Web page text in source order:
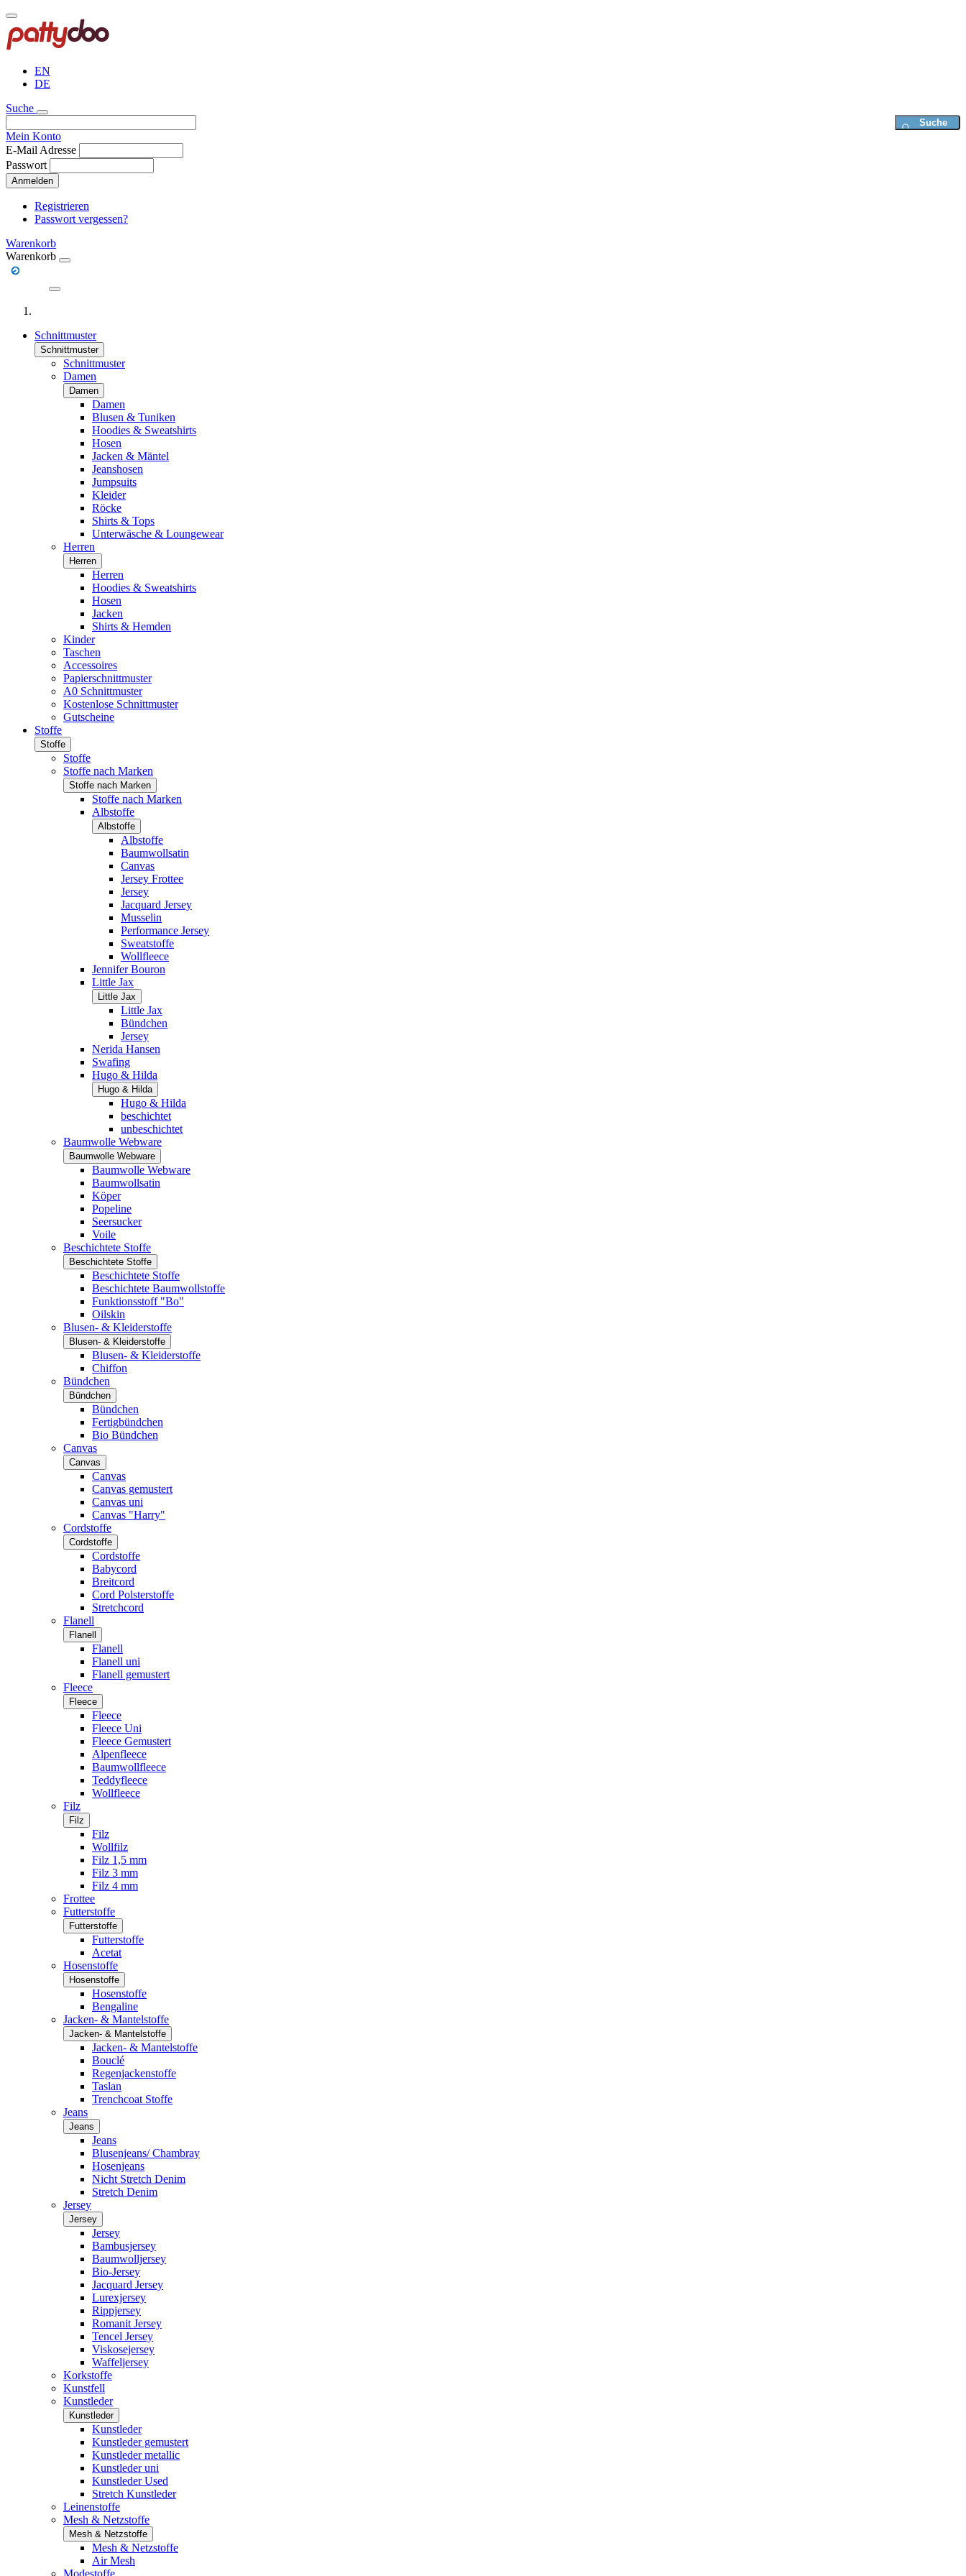
Direkt
zum
Inhalt
EN
DE
Suche
Mein Konto
E-Mail Adresse
Passwort
Anmelden
Registrieren
Passwort vergessen?
Warenkorb
Warenkorb
Schnittmuster
Schnittmuster
Schnittmuster
Damen
Damen
Damen
Blusen & Tuniken
Hoodies & Sweatshirts
Hosen
Jacken & Mäntel
Jeanshosen
Jumpsuits
Kleider
Röcke
Shirts & Tops
Unterwäsche & Loungewear
Herren
Herren
Herren
Hoodies & Sweatshirts
Hosen
Jacken
Shirts & Hemden
Kinder
Taschen
Accessoires
Papierschnittmuster
A0 Schnittmuster
Kostenlose Schnittmuster
Gutscheine
Stoffe
Stoffe
Stoffe
Stoffe nach Marken
Stoffe nach Marken
Stoffe nach Marken
Albstoffe
Albstoffe
Albstoffe
Baumwollsatin
Canvas
Jersey Frottee
Jersey
Jacquard Jersey
Musselin
Performance Jersey
Sweatstoffe
Wollfleece
Jennifer Bouron
Little Jax
Little Jax
Little Jax
Bündchen
Jersey
Nerida Hansen
Swafing
Hugo & Hilda
Hugo & Hilda
Hugo & Hilda
beschichtet
unbeschichtet
Baumwolle Webware
Baumwolle Webware
Baumwolle Webware
Baumwollsatin
Köper
Popeline
Seersucker
Voile
Beschichtete Stoffe
Beschichtete Stoffe
Beschichtete Stoffe
Beschichtete Baumwollstoffe
Funktionsstoff "Bo"
Oilskin
Blusen- & Kleiderstoffe
Blusen- & Kleiderstoffe
Blusen- & Kleiderstoffe
Chiffon
Bündchen
Bündchen
Bündchen
Fertigbündchen
Bio Bündchen
Canvas
Canvas
Canvas
Canvas gemustert
Canvas uni
Canvas "Harry"
Cordstoffe
Cordstoffe
Cordstoffe
Babycord
Breitcord
Cord Polsterstoffe
Stretchcord
Flanell
Flanell
Flanell
Flanell uni
Flanell gemustert
Fleece
Fleece
Fleece
Fleece Uni
Fleece Gemustert
Alpenfleece
Baumwollfleece
Teddyfleece
Wollfleece
Filz
Filz
Filz
Wollfilz
Filz 1,5 mm
Filz 3 mm
Filz 4 mm
Frottee
Futterstoffe
Futterstoffe
Futterstoffe
Acetat
Hosenstoffe
Hosenstoffe
Hosenstoffe
Bengaline
Jacken- & Mantelstoffe
Jacken- & Mantelstoffe
Jacken- & Mantelstoffe
Bouclé
Regenjackenstoffe
Taslan
Trenchcoat Stoffe
Jeans
Jeans
Jeans
Blusenjeans/ Chambray
Hosenjeans
Nicht Stretch Denim
Stretch Denim
Jersey
Jersey
Jersey
Bambusjersey
Baumwolljersey
Bio-Jersey
Jacquard Jersey
Lurexjersey
Rippjersey
Romanit Jersey
Tencel Jersey
Viskosejersey
Waffeljersey
Korkstoffe
Kunstfell
Kunstleder
Kunstleder
Kunstleder
Kunstleder gemustert
Kunstleder metallic
Kunstleder uni
Kunstleder Used
Stretch Kunstleder
Leinenstoffe
Mesh & Netzstoffe
Mesh & Netzstoffe
Mesh & Netzstoffe
Air Mesh
Modestoffe